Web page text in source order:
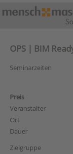
OPS | BIM
Seminarzeiten
Preis
Veranstalter
Ort
Dauer
Zielgruppe